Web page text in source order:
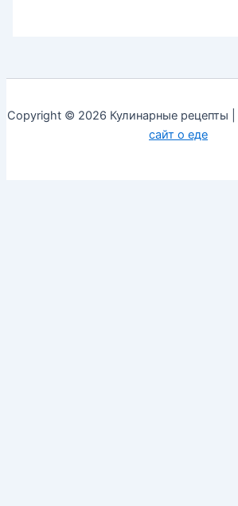
Copyright © 2026 Кулинарные рецепты |
сайт о еде